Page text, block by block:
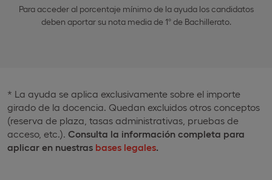
Para acceder al porcentaje mínimo de la ayuda los candidatos
deben aportar su nota media de 1º de Bachillerato.
* La ayuda se aplica exclusivamente sobre el importe
girado de la docencia. Quedan excluidos otros conceptos
(reserva de plaza, tasas administrativas, pruebas de
acceso, etc.). Consulta la información completa para
aplicar en nuestras bases legales.